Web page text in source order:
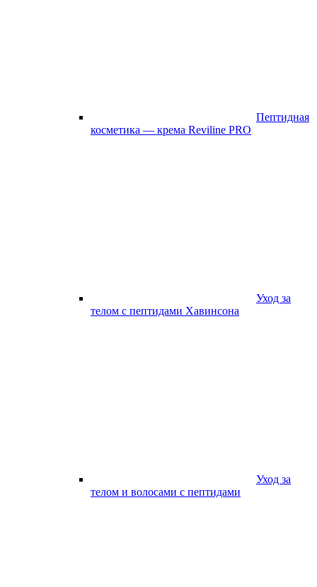
Пептидная
косметика — крема Reviline PRO
Уход за
телом с пептидами Хавинсона
Уход за
телом и волосами с пептидами